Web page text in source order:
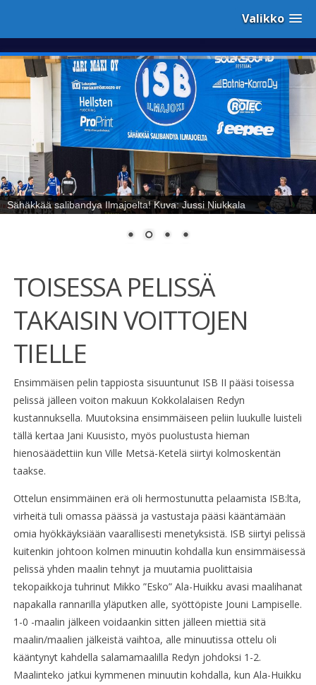
Valikko
Sähäkkää salibandya Ilmajoelta! Kuva: Jussi Niukkala
TOISESSA PELISSÄ
TAKAISIN VOITTOJEN
TIELLE
Ensimmäisen pelin tappiosta sisuuntunut ISB II pääsi toisessa
pelissä jälleen voiton makuun Kokkolalaisen Redyn
kustannuksella. Muutoksina ensimmäiseen peliin luukulle luisteli
tällä kertaa Jani Kuusisto, myös puolustusta hieman
hienosäädettiin kun Ville Metsä-Ketelä siirtyi kolmoskentän
taakse.
Ottelun ensimmäinen erä oli hermostunutta pelaamista ISB:lta,
virheitä tuli omassa päässä ja vastustaja pääsi kääntämään
omia hyökkäyksiään vaarallisesti menetyksistä. ISB siirtyi pelissä
kuitenkin johtoon kolmen minuutin kohdalla kun ensimmäisessä
pelissä yhden maalin tehnyt ja muutamia puolittaisia
tekopaikkoja tuhrinut Mikko ”Esko” Ala-Huikku avasi maalihanat
napakalla rannarilla yläputken alle, syöttöpiste Jouni Lampiselle.
1-0 -maalin jälkeen voidaankin sitten jälleen miettiä sitä
maalin/maalien jälkeistä vaihtoa, alle minuutissa ottelu oli
kääntynyt kahdella salamamaalilla Redyn johdoksi 1-2.
Maalinteko jatkui kymmenen minuutin kohdalla, kun Ala-Huikku